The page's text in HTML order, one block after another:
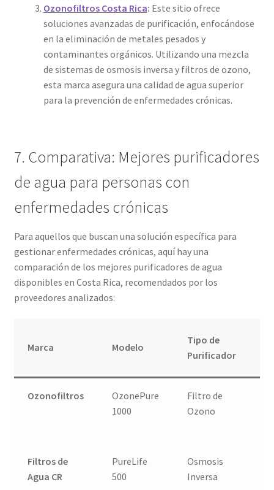
Ozonofiltros Costa Rica: Este sitio ofrece
soluciones avanzadas de purificación, enfocándose
en la eliminación de metales pesados y
contaminantes orgánicos. Utilizando una mezcla
de sistemas de osmosis inversa y filtros de ozono,
esta marca asegura una calidad de agua superior
para la prevención de enfermedades crónicas.
7. Comparativa: Mejores purificadores
de agua para personas con
enfermedades crónicas
Para aquellos que buscan una solución específica para
gestionar enfermedades crónicas, aquí hay una
comparación de los mejores purificadores de agua
disponibles en Costa Rica, recomendados por los
proveedores analizados:
Marca Modelo
Tipo de
Purificador
Ozonofiltros
OzonePure
1000
Filtro de
Ozono
Filtros de
Agua CR
PureLife
500
Osmosis
Inversa